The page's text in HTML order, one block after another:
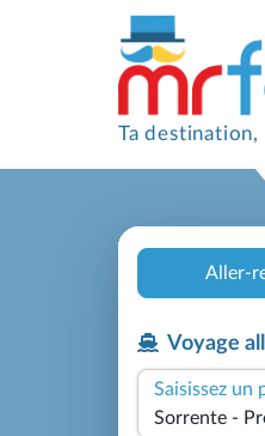
Ta destination,
Aller-
Voyage
Saisissez un